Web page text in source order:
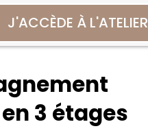
J'ACCÈDE À L'ATELIER
3 étages